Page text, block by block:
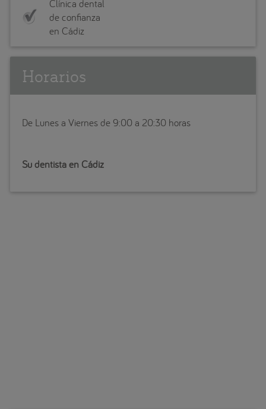
Clínica dental
de confianza
en Cádiz
Horarios
De Lunes a Viernes de 9:00 a 20:30 horas
Su dentista en Cádiz